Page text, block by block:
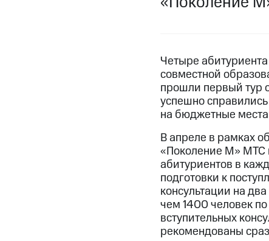
Четыре
совместной
прошли первый тур
успешно
на бюджетные места
В апреле в рамках
«Поколение М» МТС
абитуриентов в
подготовки к
консультации на
чем 1400 человек
вступительных
рекомендованы